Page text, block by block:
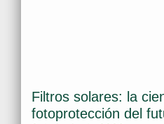
Filtros solares: la
fotoprotección del